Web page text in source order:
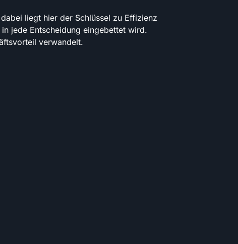
liegt hier der Schlüssel zu Effizienz
jede Entscheidung eingebettet wird.
verwandelt.